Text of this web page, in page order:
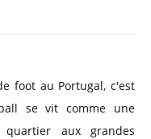
foot au Portugal, c'est
se vit comme une
aux grandes